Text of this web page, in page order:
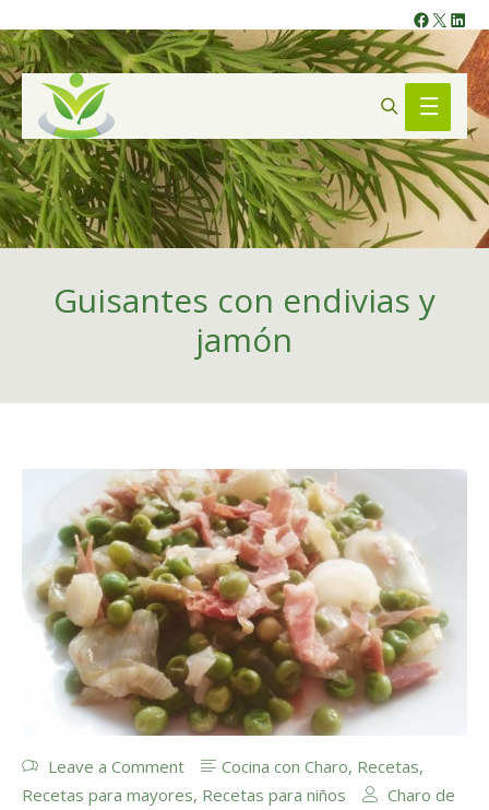
X
Main
Menu
Search
Guisantes con endivias y
jamón
Leave a Comment Cocina con Charo, Recetas,
Recetas para mayores, Recetas para niños
Charo de